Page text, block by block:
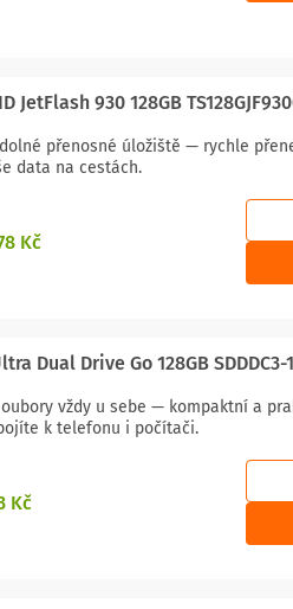
JetFlash 930 128GB
přenosné úložiště — rychle
data na cestách.
Kč
Dual Drive Go 128GB SDDDC3-
vždy u sebe — kompaktní a
k telefonu i počítači.
Kč